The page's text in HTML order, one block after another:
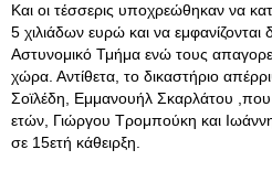
Και οι τέσσερις υποχρεώθηκαν να
5 χιλιάδων ευρώ και να
Αστυνομικό Τμήμα ενώ τους
χώρα. Αντίθετα, το δικαστήριο
Σοϊλέδη, Εμμανουήλ Σκαρλάτου ,που
ετών, Γιώργου Τρομπούκη και
σε 15ετή κάθειρξη.